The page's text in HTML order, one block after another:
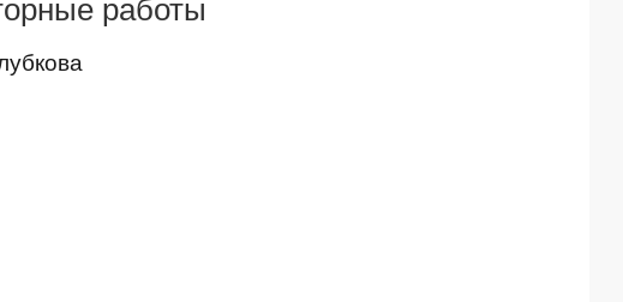
работы